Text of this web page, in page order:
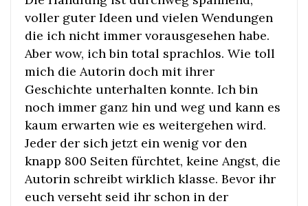
voller guter Ideen und vielen Wendungen
die ich nicht immer vorausgesehen habe.
Aber wow, ich bin total sprachlos. Wie toll
mich die Autorin doch mit ihrer
Geschichte unterhalten konnte. Ich bin
noch immer ganz hin und weg und kann es
kaum erwarten wie es weitergehen wird.
Jeder der sich jetzt ein wenig vor den
knapp 800 Seiten fürchtet, keine Angst, die
Autorin schreibt wirklich klasse. Bevor ihr
euch verseht seid ihr schon in der